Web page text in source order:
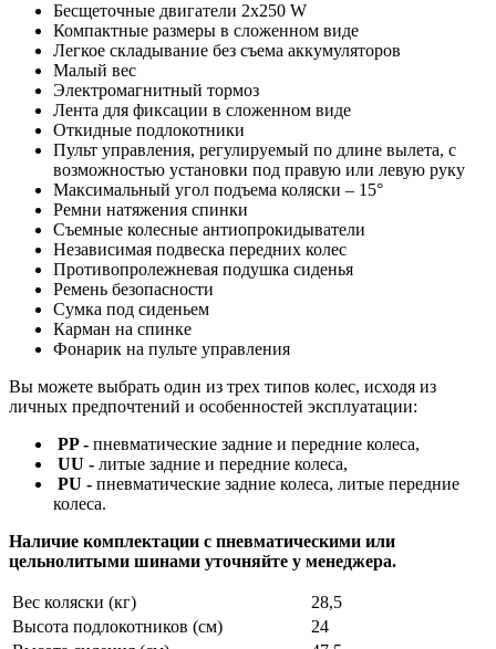
Бесщеточные двигатели 2х250 W
Компактные размеры в сложенном виде
Легкое складывание без съема аккумуляторов
Малый вес
Электромагнитный тормоз
Лента для фиксации в сложенном виде
Откидные подлокотники
Пульт управления, регулируемый по длине вылета, с
возможностью установки под правую или левую руку
Максимальный угол подъема коляски – 15°
Ремни натяжения спинки
Съемные колесные антиопрокидыватели
Независимая подвеска передних колес
Противопролежневая подушка сиденья
Ремень безопасности
Сумка под сиденьем
Карман на спинке
Фонарик на пульте управления
Вы можете выбрать один из трех типов колес, исходя из
личных предпочтений и особенностей эксплуатации:
PP - пневматические задние и передние колеса,
UU - литые задние и передние колеса,
PU - пневматические задние колеса, литые передние
колеса.
Наличие комплектации с пневматическими или
цельнолитыми шинами уточняйте у менеджера.
Вес коляски (кг)
28,5
Высота подлокотников (см)
24